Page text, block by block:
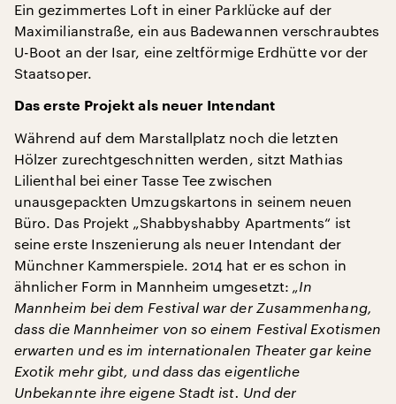
Ein gezimmertes Loft in einer Parklücke auf der
Maximilianstraße, ein aus Badewannen verschraubtes
U-Boot an der Isar, eine zeltförmige Erdhütte vor der
Staatsoper.
Das erste Projekt als neuer Intendant
Während auf dem Marstallplatz noch die letzten
Hölzer zurechtgeschnitten werden, sitzt Mathias
Lilienthal bei einer Tasse Tee zwischen
unausgepackten Umzugskartons in seinem neuen
Büro. Das Projekt „Shabbyshabby Apartments“ ist
seine erste Inszenierung als neuer Intendant der
Münchner Kammerspiele. 2014 hat er es schon in
ähnlicher Form in Mannheim umgesetzt: „In
Mannheim bei dem Festival war der Zusammenhang,
dass die Mannheimer von so einem Festival Exotismen
erwarten und es im internationalen Theater gar keine
Exotik mehr gibt, und dass das eigentliche
Unbekannte ihre eigene Stadt ist. Und der